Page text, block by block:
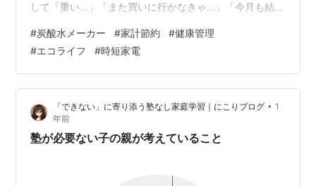
して「重い...」「また買いに行かなきゃ...」「今月も結構
は私も以前は、健康のために炭酸水を飲もうと決意し
て、スーパーで6本パックを何個も買って帰るのが日常で
した。でも気がつくと、冷蔵庫はいつも炭酸水でパンパ
ン、買い物の度に重い思いをして、レシートを見るたび
に「こんなにかかってるの？」とため息をついていたん
です（笑） そん…
#炭酸水メーカー #家計節約 #健康管理
#エコライフ #時短家電
「できない」に寄り添う塾なし家庭学習｜にこりブログ • 1
年前
塾が必要ない子の親が考えていること